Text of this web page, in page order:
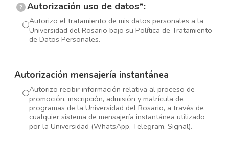
? Autorización uso de datos*:
Autorizo el tratamiento de mis datos personales a la
Universidad del Rosario bajo su Política de Tratamiento
de Datos Personales.
Autorización mensajería instantánea
Autorizo recibir información relativa al proceso de
promoción, inscripción, admisión y matrícula de
programas de la Universidad del Rosario, a través de
cualquier sistema de mensajería instantánea utilizado
por la Universidad (WhatsApp, Telegram, Signal).